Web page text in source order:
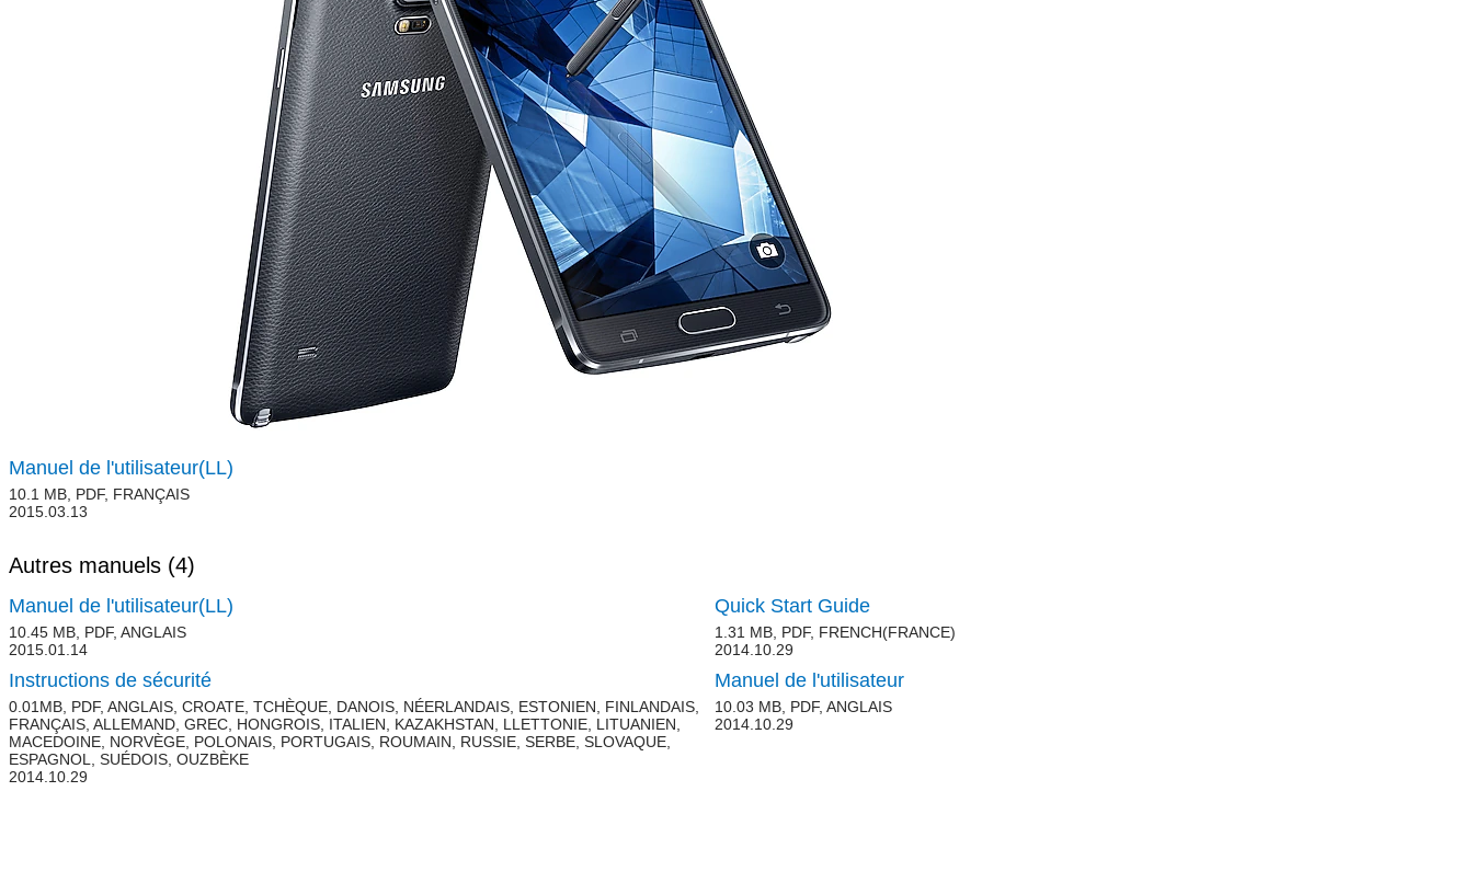
Manuel de l'utilisateur(LL)
10.1 MB, PDF, FRANÇAIS
2015.03.13
Autres manuels (4)
Manuel de l'utilisateur(LL)
10.45 MB, PDF, ANGLAIS
2015.01.14
Quick Start Guide
1.31 MB, PDF, FRENCH(FRANCE)
2014.10.29
Instructions de sécurité
0.01MB, PDF, ANGLAIS, CROATE, TCHÈQUE, DANOIS, NÉERLANDAIS, ESTONIEN, FINLANDAIS,
FRANÇAIS, ALLEMAND, GREC, HONGROIS, ITALIEN, KAZAKHSTAN, LLETTONIE, LITUANIEN,
MACEDOINE, NORVÈGE, POLONAIS, PORTUGAIS, ROUMAIN, RUSSIE, SERBE, SLOVAQUE,
ESPAGNOL, SUÉDOIS, OUZBÈKE
2014.10.29
Manuel de l'utilisateur
10.03 MB, PDF, ANGLAIS
2014.10.29